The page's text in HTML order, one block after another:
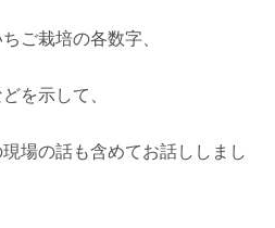
ご栽培の各数字、
を示して、
場の話も含めてお話ししまし